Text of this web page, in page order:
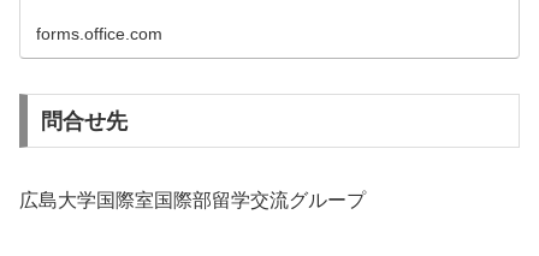
forms.office.com
問合せ先
広島大学国際室国際部留学交流グループ